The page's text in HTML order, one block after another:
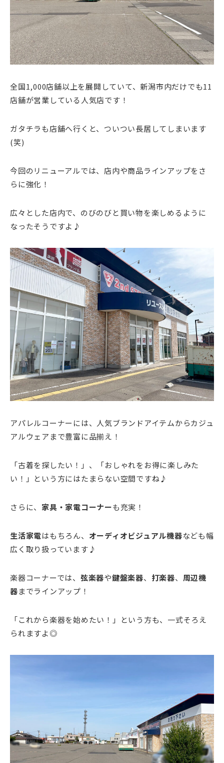
全国1,000店舗以上を展開していて、新潟市内だけでも11
店舗が営業している人気店です！
ガタチラも店舗へ行くと、ついつい長居してしまいます
(笑)
今回のリニューアルでは、店内や商品ラインアップをさ
らに強化！
広々とした店内で、のびのびと買い物を楽しめるように
なったそうですよ♪
アパレルコーナーには、人気ブランドアイテムからカジュ
アルウェアまで豊富に品揃え！
「古着を探したい！」、「おしゃれをお得に楽しみた
い！」という方にはたまらない空間ですね♪
さらに、 家具・家電コーナーも充実！
生活家電はもちろん、 オーディオビジュアル機器なども幅
広く取り扱っています♪
楽器コーナーでは、 弦楽器や鍵盤楽器、 打楽器、 周辺機
器までラインアップ！
「これから楽器を始めたい！」という方も、一式そろえ
られますよ◎